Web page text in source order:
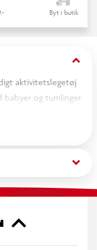
Byt i butik
keyboard_arrow_down
aktivitetslegetøj
og tumlinger.
og byg
gåbil — det er det
keyboard_arrow_down